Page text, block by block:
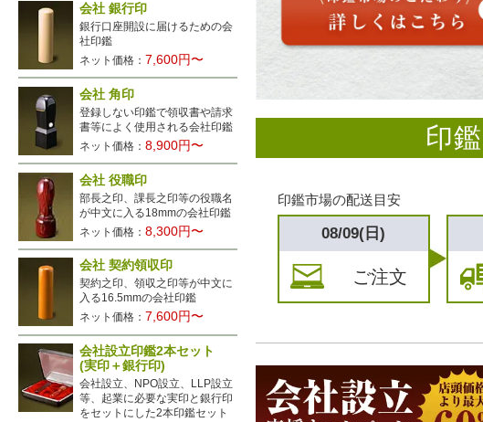
印鑑
印鑑市場の配送目安
08/09(日)
ご注文
会社 銀行印
銀行口座開設に届けるための会
社印鑑
ネット価格： 7,600円〜
会社 角印
登録しない印鑑で領収書や請求
書等によく使用される会社印鑑
ネット価格：8,900円〜
会社 役職印
部長之印、課長之印等の役職名
が中文に入る18mmの会社印鑑
ネット価格：8,300円〜
会社 契約領収印
契約之印、領収之印等が中文に
入る16.5mmの会社印鑑
ネット価格： 7,600円〜
会社設立印鑑2本セット
(実印＋銀行印)
会社設立、NPO設立、LLP設立
等、起業に必要な実印と銀行印
をセットにした2本印鑑セット